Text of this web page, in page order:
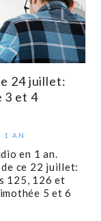
24 juillet:
3 et 4
1 AN
en 1 an.
ce 22 juillet:
125, 126 et
5 et 6